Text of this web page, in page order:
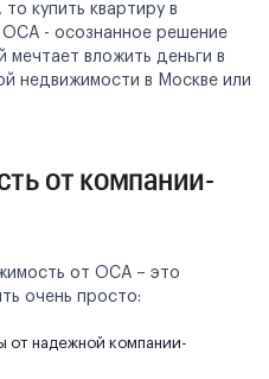
купить квартиру в
- осознанное решение
вложить деньги в
недвижимости в Москве или
от компании-
от ОСА – это
очень просто:
от надежной компании-